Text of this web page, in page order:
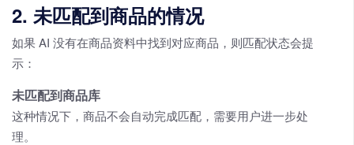
2. 未匹配到商品的情况
如果 AI 没有在商品资料中找到对应商品，则匹配状态会提
示：
未匹配到商品库
这种情况下，商品不会自动完成匹配，需要用户进一步处
理。